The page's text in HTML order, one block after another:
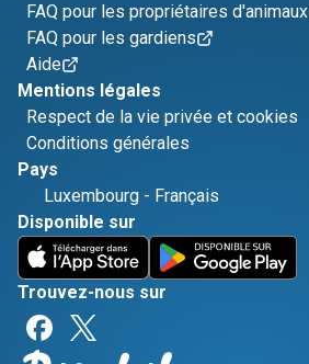
FAQ pour les propriétaires d'animaux
FAQ pour les gardiens
Aide
Mentions légales
Respect de la vie privée et cookies
Conditions générales
Pays
Luxembourg - Français
Disponible sur
Trouvez-nous sur